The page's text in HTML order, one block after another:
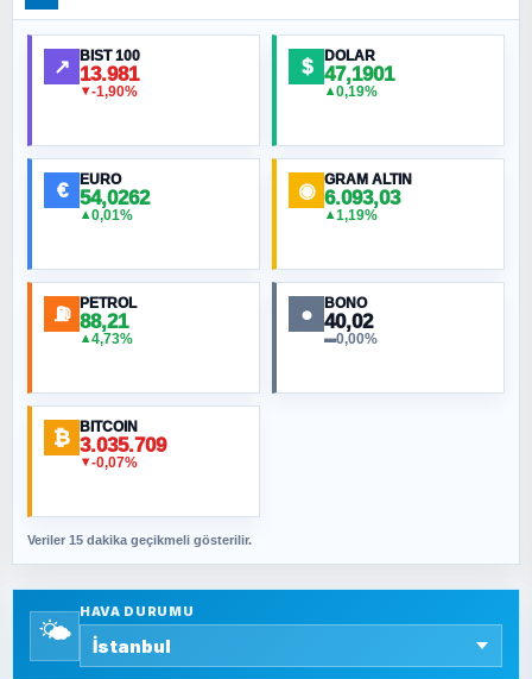
Ankara Zirvesi: NATO Toplantısı mı, Yeni
Ortadoğu Haritasının Provası mı?
MURAT ÖZKAN
NURETTIN BÖLÜK
ORHAN KILIÇOĞLU
Fahişeye beyinli bir müstevli alçağına
SAVAŞ ŞAHİN
SEYFULLAH ÇİÇEK
↗ BIST 100
13.981
▼-1,90%
$ DOLAR
47,1901
▲0,19%
€ EURO
54,0262
▲0,01%
◉ GRAM ALTIN
6.093,03
▲1,19%
⛽ PETROL
88,21
▲4,73%
● BONO
40,02
▬0,00%
₿ BITCOIN
3.035.709
▼-0,07%
Veriler 15 dakika geçikmeli gösterilir.
🌤️
HAVA DURUMU